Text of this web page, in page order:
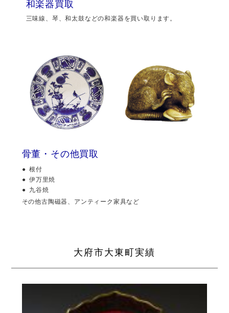
和楽器買取
三味線、琴、和太鼓などの和楽器を買い取ります。
骨董・その他買取
根付
伊万里焼
九谷焼
その他古陶磁器、アンティーク家具など
大府市大東町実績